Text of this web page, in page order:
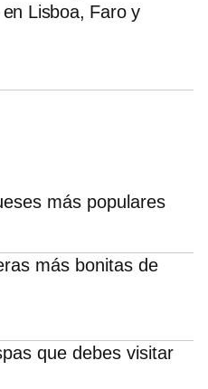
Lisboa, Faro y
más populares
más bonitas de
que debes visitar